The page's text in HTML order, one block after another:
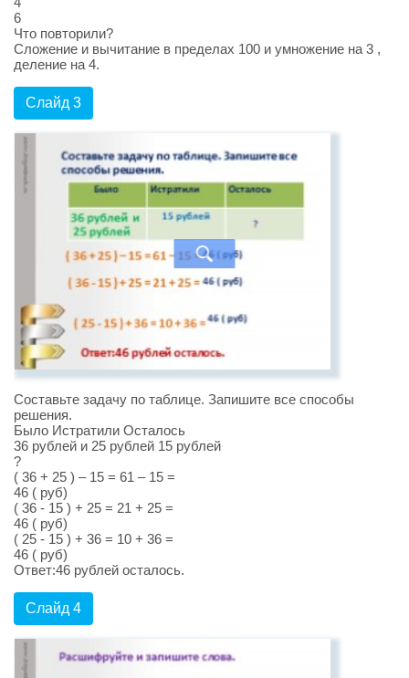
6
Что повторили?
Сложение и вычитание в пределах 100 и умножение на 3 ,
деление на 4.
Слайд 3
Составьте задачу по таблице. Запишите все способы
решения.
Было Истратили Осталось
36 рублей и 25 рублей 15 рублей
?
( 36 + 25 ) – 15 = 61 – 15 =
46 ( руб)
( 36 - 15 ) + 25 = 21 + 25 =
46 ( руб)
( 25 - 15 ) + 36 = 10 + 36 =
46 ( руб)
Ответ:46 рублей осталось.
Слайд 4